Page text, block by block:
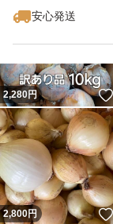
安心発送
2,280円
2,800円